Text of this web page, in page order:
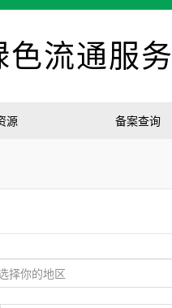
色流通服务
源 备案查询